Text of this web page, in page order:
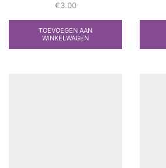
€3.00
TOEVOEGEN AAN
WINKELWAGEN